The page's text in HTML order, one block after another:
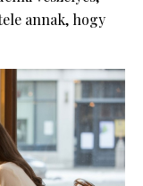
annak, hogy